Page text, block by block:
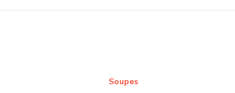
Soupes